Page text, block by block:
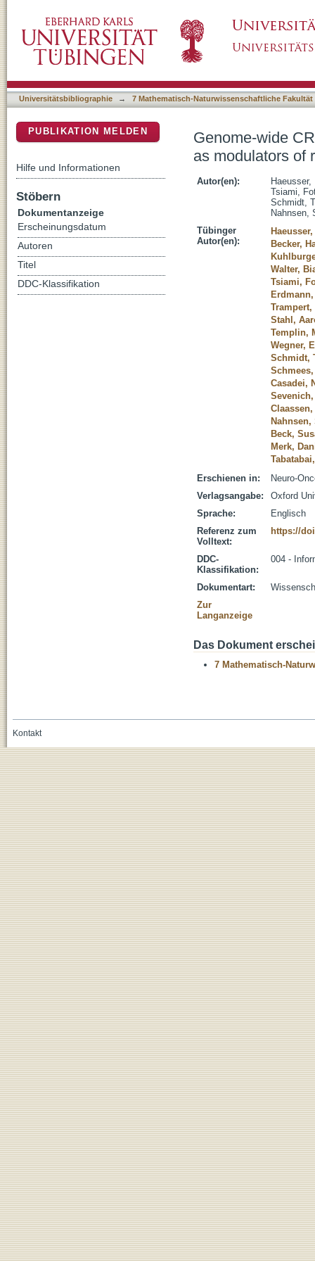
regorafenib in experimental glioma
Universitätsbibliographie → 7 Mathematisch-Naturwissenschaftliche Fakultät
Genome-wide
as modulators of
Autor(en):
Haeusser,
Tsiami,
Schmidt,
Nahnsen,
Tübinger
Autor(en):
Becker,
Walter,
Tsiami,
Stahl,
Templin,
Wegner,
Schmidt,
Casadei,
Nahnsen,
Beck,
Merk,
Erschienen in:
Neuro-
Verlagsangabe:
Oxford
Sprache:
Englisch
Referenz zum
Volltext:
https://
DDC-
Klassifikation:
004 -
Dokumentart:
Zur
Langanzeige
Das Dokument
7 Mathematisch-
PUBLIKATION MELDEN
Hilfe und Informationen
Stöbern
Dokumentanzeige
Erscheinungsdatum
Autoren
Titel
DDC-Klassifikation
Kontakt